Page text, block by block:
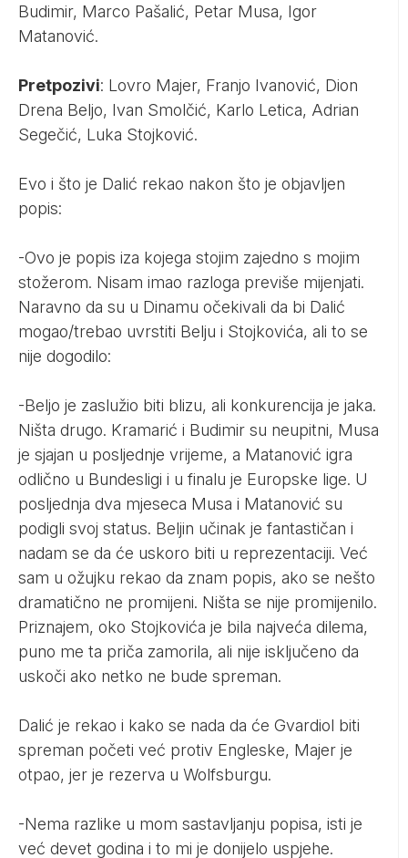
Budimir, Marco Pašalić, Petar Musa, Igor
Matanović.
Pretpozivi: Lovro Majer, Franjo Ivanović, Dion
Drena Beljo, Ivan Smolčić, Karlo Letica, Adrian
Segečić, Luka Stojković.
Evo i što je Dalić rekao nakon što je objavljen
popis:
-Ovo je popis iza kojega stojim zajedno s mojim
stožerom. Nisam imao razloga previše mijenjati.
Naravno da su u Dinamu očekivali da bi Dalić
mogao/trebao uvrstiti Belju i Stojkovića, ali to se
nije dogodilo:
-Beljo je zaslužio biti blizu, ali konkurencija je jaka.
Ništa drugo. Kramarić i Budimir su neupitni, Musa
je sjajan u posljednje vrijeme, a Matanović igra
odlično u Bundesligi i u finalu je Europske lige. U
posljednja dva mjeseca Musa i Matanović su
podigli svoj status. Beljin učinak je fantastičan i
nadam se da će uskoro biti u reprezentaciji. Već
sam u ožujku rekao da znam popis, ako se nešto
dramatično ne promijeni. Ništa se nije promijenilo.
Priznajem, oko Stojkovića je bila najveća dilema,
puno me ta priča zamorila, ali nije isključeno da
uskoči ako netko ne bude spreman.
Dalić je rekao i kako se nada da će Gvardiol biti
spreman početi već protiv Engleske, Majer je
otpao, jer je rezerva u Wolfsburgu.
-Nema razlike u mom sastavljanju popisa, isti je
već devet godina i to mi je donijelo uspjehe.